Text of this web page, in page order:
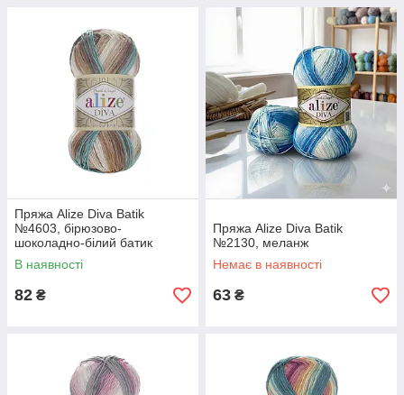
Пряжа Alize Diva Batik
№4603, бірюзово-
шоколадно-білий батик
В наявності
82 ₴
Пряжа Alize Diva Batik
№2130, меланж
Немає в наявності
63 ₴